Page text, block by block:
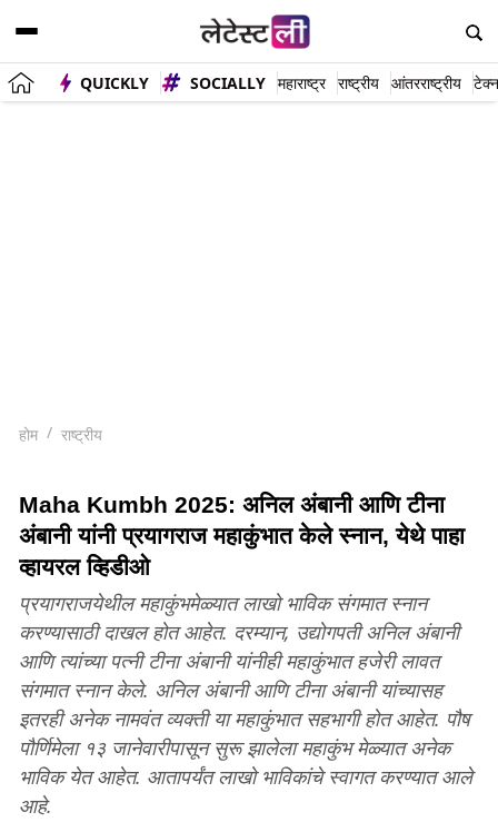
QUICKLY SOCIALLY महाराष्ट्र राष्ट्रीय आंतरराष्ट्रीय
होम राष्ट्रीय
Maha Kumbh 2025: अनिल अंबानी आणि टीना
अंबानी यांनी प्रयागराज महाकुंभात केले स्नान, येथे पाहा
व्हायरल व्हिडीओ
प्रयागराजयेथील महाकुंभमेळ्यात लाखो भाविक संगमात स्नान
करण्यासाठी दाखल होत आहेत. दरम्यान, उद्योगपती अनिल अंबानी
आणि त्यांच्या पत्नी टीना अंबानी यांनीही महाकुंभात हजेरी लावत
संगमात स्नान केले. अनिल अंबानी आणि टीना अंबानी यांच्यासह
इतरही अनेक नामवंत व्यक्ती या महाकुंभात सहभागी होत आहेत. पौष
पौर्णिमेला १३ जानेवारीपासून सुरू झालेला महाकुंभ मेळ्यात अनेक
भाविक येत आहेत. आतापर्यंत लाखो भाविकांचे स्वागत करण्यात आले
आहे.